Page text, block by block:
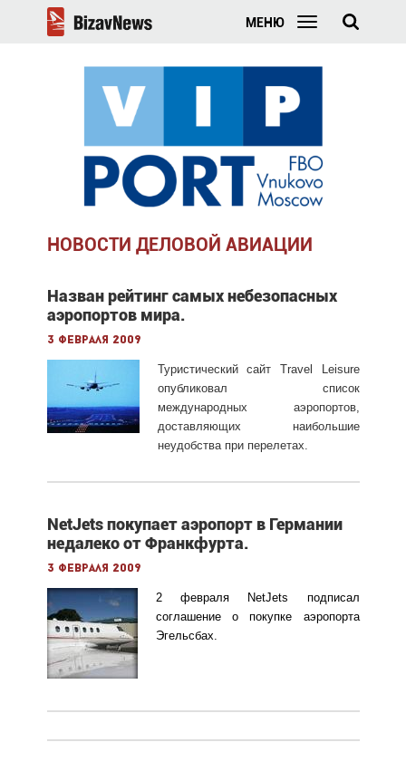
МЕНЮ
НОВОСТИ ДЕЛОВОЙ АВИАЦИИ
Назван рейтинг самых небезопасных
аэропортов мира.
3 февраля 2009
Туристический сайт Travel Leisure
опубликовал список
международных аэропортов,
доставляющих наибольшие
неудобства при перелетах.
NetJets покупает аэропорт в Германии
недалеко от Франкфурта.
3 февраля 2009
2 февраля NetJets подписал
соглашение о покупке аэропорта
Эгельсбах.